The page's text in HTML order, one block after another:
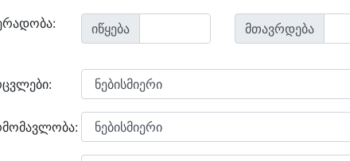
იწყება მთავრდება